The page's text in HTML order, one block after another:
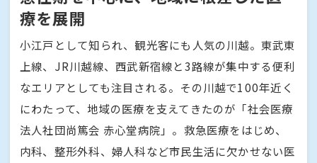
療を展開
小江戸として知られ、観光客にも人気の川越。東武東
上線、JR川越線、西武新宿線と3路線が集中する便利
なエリアとしても注目される。その川越で100年近く
にわたって、地域の医療を支えてきたのが「社会医療
法人社団尚篤会 赤心堂病院」。救急医療をはじめ、
内科、整形外科、婦人科など市民生活に欠かせない医